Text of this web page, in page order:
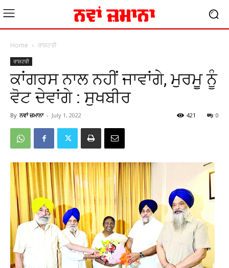
Home ਰਾਸ਼ਟਰੀ
ਰਾਸ਼ਟਰੀ
ਕਾਂਗਰਸ ਨਾਲ ਨਹੀਂ ਜਾਵਾਂਗੇ, ਮੁਰਮੂ ਨੂੰ
ਵੋਟ ਦੇਵਾਂਗੇ : ਸੁਖਬੀਰ
By ਨਵਾਂ ਜ਼ਮਾਨਾ - July 1, 2022 0
421